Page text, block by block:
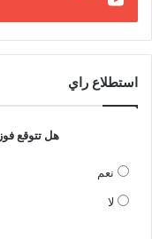
استطلاع راي
هل تتوقع
نعم
لا